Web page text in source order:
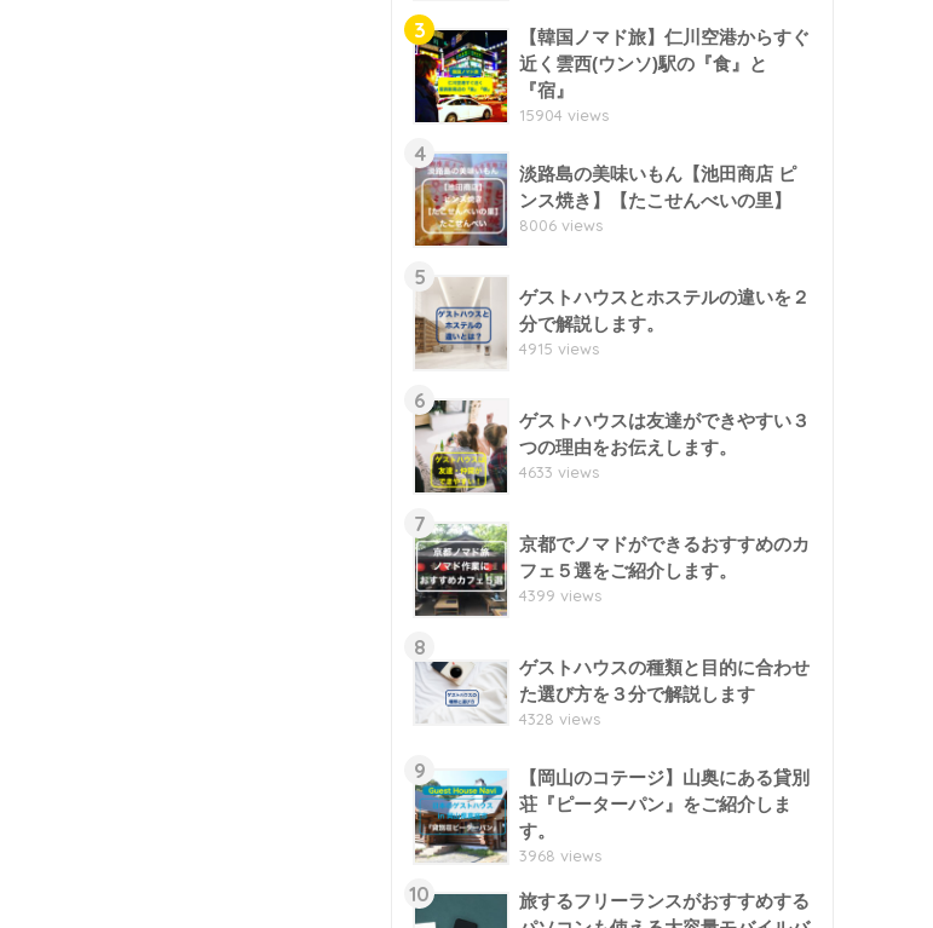
3
【韓国ノマド旅】仁川空港からすぐ
近く雲西(ウンソ)駅の『食』と
『宿』
15904 views
4
淡路島の美味いもん【池田商店 ピ
ンス焼き】【たこせんべいの里】
8006 views
5
ゲストハウスとホステルの違いを２
分で解説します。
4915 views
6
ゲストハウスは友達ができやすい３
つの理由をお伝えします。
4633 views
7
京都でノマドができるおすすめのカ
フェ５選をご紹介します。
4399 views
8
ゲストハウスの種類と目的に合わせ
た選び方を３分で解説します
4328 views
9
【岡山のコテージ】山奥にある貸別
荘『ピーターパン』をご紹介しま
す。
3968 views
10
旅するフリーランスがおすすめする